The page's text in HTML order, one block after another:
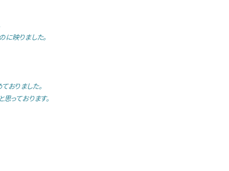
映りました。
おりました。
っております。